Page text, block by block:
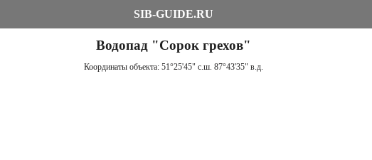
SIB-GUIDE.RU
Водопад "Сорок грехов"
Координаты объекта: 51°25'45" с.ш. 87°43'35" в.д.